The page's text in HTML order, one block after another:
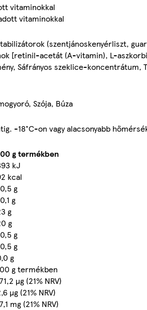
vitaminokkal
vitaminokkal
(szentjánoskenyérliszt,
[retinil-acetát (A-vitamin), L-
Sáfrányos szeklice-koncentrátum,
Szója, Búza
-18°C-on vagy alacsonyabb
g termékben
kJ
kcal
g
g
g
g
g
g
g
g termékben
µg (21% NRV)
µg (21% NRV)
mg (21% NRV)